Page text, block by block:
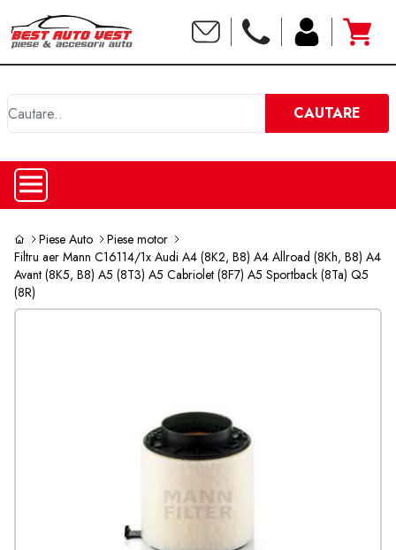
CAUTARE
Piese Auto
Piese motor
Filtru aer Mann C16114/1x Audi A4 (8K2, B8) A4 Allroad (8Kh, B8) A4
Avant (8K5, B8) A5 (8T3) A5 Cabriolet (8F7) A5 Sportback (8Ta) Q5
(8R)